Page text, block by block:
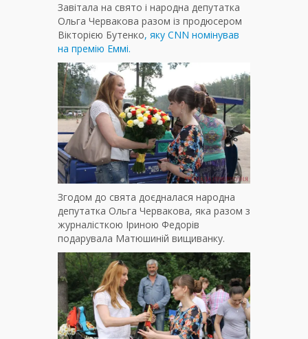
Завітала на свято і народна депутатка
Ольга Червакова разом із продюсером
Вікторією Бутенко, яку CNN номінував
на премію Еммі.
Згодом до свята доєдналася народна
депутатка Ольга Червакова, яка разом з
журналісткою Іриною Федорів
подарувала Матюшиній вищиванку.